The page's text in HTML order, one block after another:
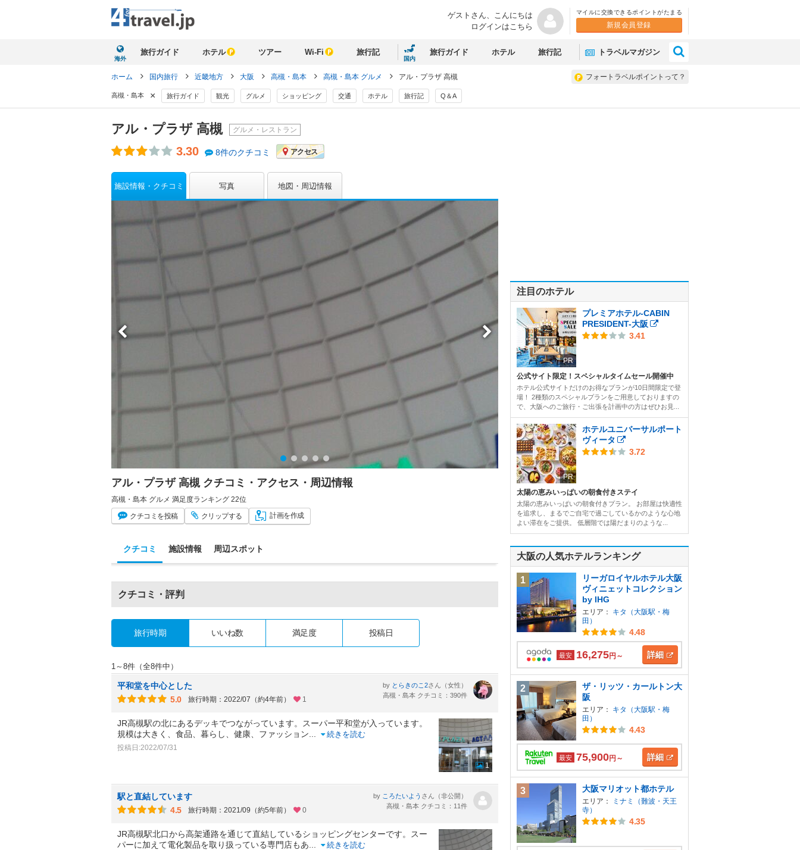
ゲストさん、 こんにちは
ログインはこちら
マイルに交換できるポイントがたまる
新規会員登録
海外
旅行ガイド ホテル ツアー Wi-Fi 旅行記
国内
旅行ガイド ホテル 旅行記 トラベルマガジン
フォートラベルポイントって？
ホーム 国内旅行 近畿地方 大阪 高槻・島本 高槻・島本 グルメ アル・プラザ 高槻
高槻・島本 × 旅行ガイド 観光 グルメ ショッピング 交通 ホテル 旅行記 Q＆A
アル・プラザ 高槻 グルメ・レストラン
3.30 8件のクチコミ アクセス
施設情報・クチコミ 写真 地図・周辺情報
アル・プラザ 高槻 クチコミ・アクセス・周辺情報
高槻・島本 グルメ 満足度ランキング 22位
クチコミ を投稿 クリップする 計画を作成
クチコミ 施設情報 周辺スポット
クチコミ・評判
旅行時期 いいね数 満足度 投稿日
1～8件（全8件中）
平和堂を中心とした
5.0
旅行時期：2022/07（約4年前） 1
by とらきのこ2さん（女性）
高槻・島本 クチコミ：390件
JR高槻駅の北にあるデッキでつながっています。スーパー平和堂が入っています。
規模は大きく、食品、暮らし、健康、ファッション
続きを読む
投稿日:2022/07/31
1
駅と直結しています
4.5
旅行時期：2021/09（約5年前） 0
by ころたいよう さん（非公開）
高槻・島本 クチコミ：11件
JR高槻駅北口から高架通路を通じて直結しているショッピングセンターです。スー
パーに加えて電化製品を取り扱っている専門店もあ
続きを読む
注目のホテル
PR
プレミアホテル-CABIN
PRESIDENT-大阪
3.41
公式サイト限定！スペシャルタイムセール開催中
ホテル公式サイトだけのお得なプランが10日間限定で登
場！ 2種類のスペシャルプランをご用意しておりますの
で、大阪へのご旅行・ご出張を計画中の方はぜひお見...
PR
ホテルユニバーサルポート
ヴィータ
3.72
太陽の恵みいっぱいの朝食付きステイ
太陽の恵みいっぱいの朝食付きプラン。 お部屋は快適性
を追求し、まるでご自宅で過ごしているかのような心地
よい滞在をご提供。 低層階では陽だまりのような...
大阪の人気ホテルランキング
1
リーガロイヤルホテル大阪
ヴィニェットコレクション
by IHG
エリア： キタ（大阪駅・梅
田）
4.48
最安 16,275円～ 詳細
2
ザ・リッツ・カールトン大
阪
エリア： キタ（大阪駅・梅
田）
4.43
最安 75,900円～ 詳細
3 大阪マリオット都ホテル
エリア：
ミナミ（難波・天王
寺）
4.35